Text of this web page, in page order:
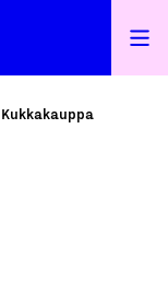
Kukkakauppa